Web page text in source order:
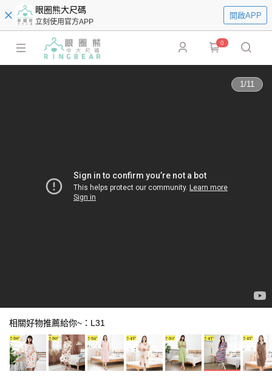
眼圈熊大尺碼
立刻使用官方APP
開啟APP
0
1/11
相關好物推薦給你~：L31